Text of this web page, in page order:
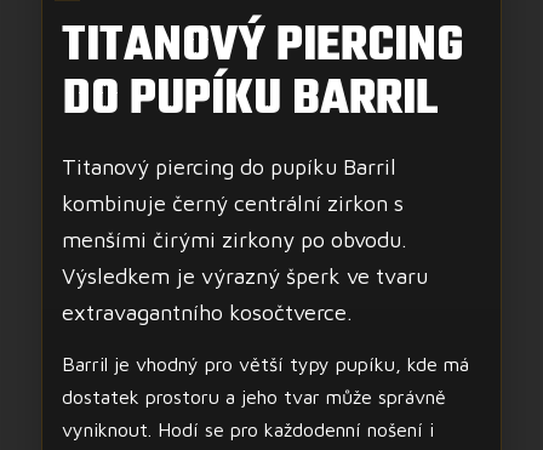
TITANOVÝ PIERCING
DO PUPÍKU BARRIL
Titanový piercing do pupíku Barril
kombinuje černý centrální zirkon s
menšími čirými zirkony po obvodu.
Výsledkem je výrazný šperk ve tvaru
extravagantního kosočtverce.
Barril je vhodný pro větší typy pupíku, kde má
dostatek prostoru a jeho tvar může správně
vyniknout. Hodí se pro každodenní nošení i